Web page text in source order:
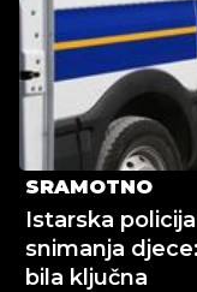
SRAMOTNO
Istarska
snimanja
bila ključna